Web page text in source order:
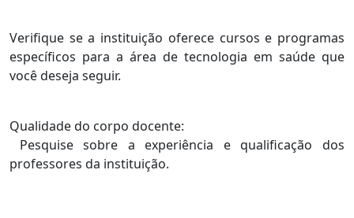
Verifique se a instituição oferece cursos e programas
específicos para a área de tecnologia em saúde que
você deseja seguir.
Qualidade do corpo docente:
Pesquise sobre a experiência e qualificação dos
professores da instituição.